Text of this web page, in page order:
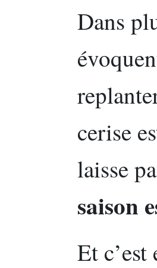
Dans
cerise
laisse
saison
Et